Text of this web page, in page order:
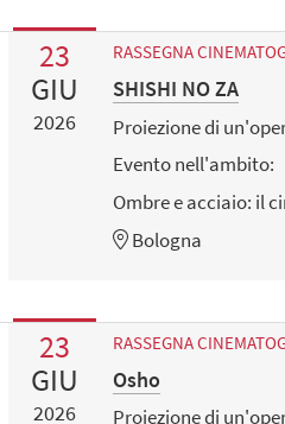
23
GIU
2026
RASSEGNA
SHISHI NO ZA
Proiezione di
Evento nell'ambito:
Ombre e acciaio: il
Bologna
23
GIU
2026
RASSEGNA
Osho
Proiezione di